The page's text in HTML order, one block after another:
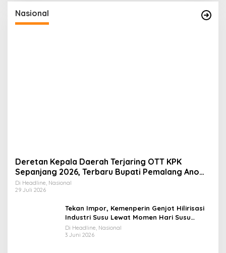
Nasional
Deretan Kepala Daerah Terjaring OTT KPK
Sepanjang 2026, Terbaru Bupati Pemalang Anom
Widiyantoro
Di Headline, Nasional
29 Juli 2026
Tekan Impor, Kemenperin Genjot Hilirisasi
Industri Susu Lewat Momen Hari Susu
Nusantara 2026
Di Headline, Nasional
3 Juni 2026